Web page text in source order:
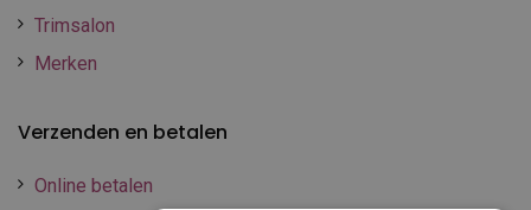
Trimsalon
Merken
Verzenden en betalen
Online betalen